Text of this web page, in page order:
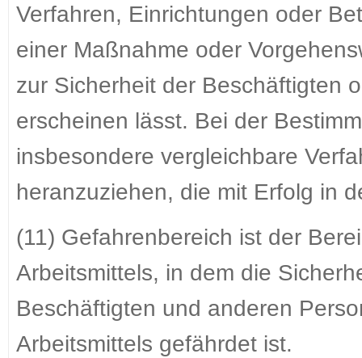
Verfahren, Einrichtungen oder
einer Maßnahme oder
zur Sicherheit der Beschäftigten
erscheinen lässt. Bei der
insbesondere vergleichbare
heranzuziehen, die mit Erfolg in
(11) Gefahrenbereich ist der
Arbeitsmittels, in dem die
Beschäftigten und anderen
Arbeitsmittels gefährdet ist.